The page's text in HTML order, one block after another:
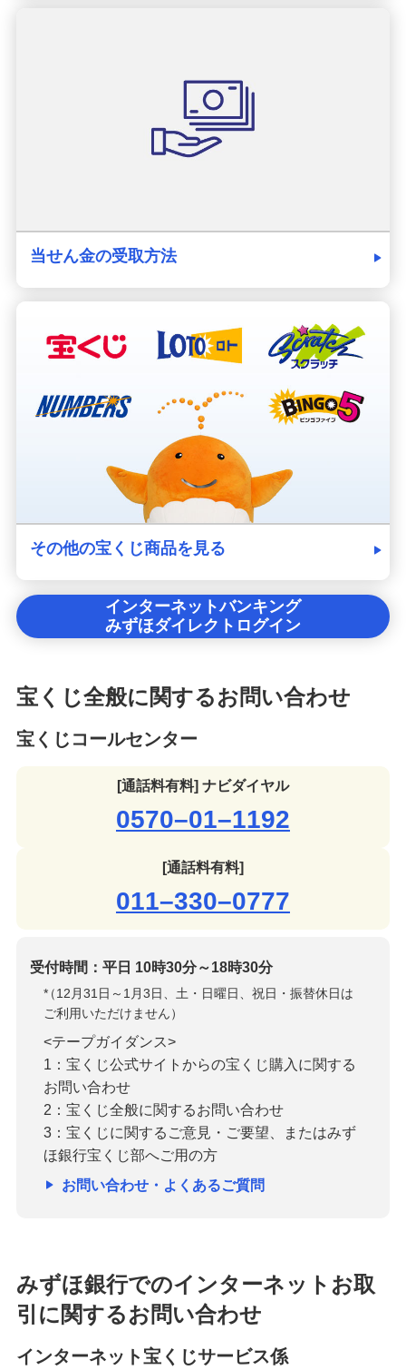
当せん金の受取方法
その他の宝くじ商品を見る
インターネットバンキング
みずほダイレクトログイン
宝くじ全般に関するお問い合わせ
宝くじコールセンター
[通話料有料] ナビダイヤル
0570–01–1192
[通話料有料]
011–330–0777
受付時間：平日 10時30分～18時30分
*
（12月31日～1月3日、土・日曜日、祝日・振替休日は
ご利用いただけません）
<テープガイダンス>
1：宝くじ公式サイトからの宝くじ購入に関する
お問い合わせ
2：宝くじ全般に関するお問い合わせ
3：宝くじに関するご意見・ご要望、またはみず
ほ銀行宝くじ部へご用の方
お問い合わせ・よくあるご質問
みずほ銀行でのインターネットお取
引に関するお問い合わせ
インターネット宝くじサービス係